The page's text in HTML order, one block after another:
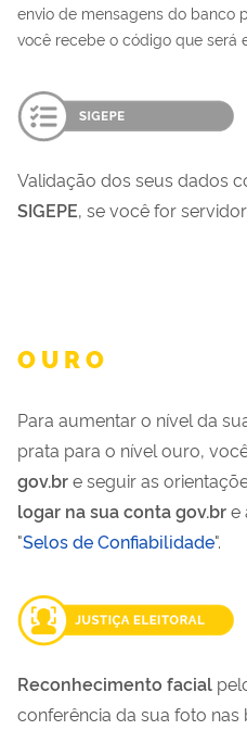
envio de mensagens do banco
você recebe o código que será
Validação dos seus dados
SIGEPE, se você for
O U R O
Para aumentar o nível da
prata para o nível ouro,
gov.bre seguir as
logar na sua conta gov.bre
"Selos de Confiabilidade".
Reconhecimento facial
conferência da sua foto nas